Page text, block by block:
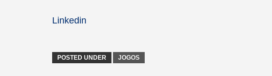
Linkedin
POSTED UNDER JOGOS